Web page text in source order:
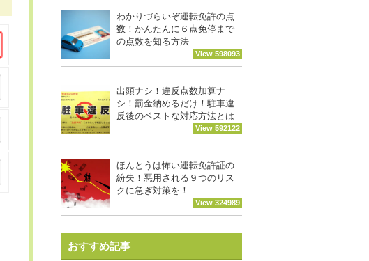
わかりづらいぞ運転免許の点
数！かんたんに６点免停まで
の点数を知る方法
View 598093
出頭ナシ！違反点数加算ナ
シ！罰金納めるだけ！駐車違
反後のベストな対応方法とは
View 592122
ほんとうは怖い運転免許証の
紛失！悪用される９つのリス
クに急ぎ対策を！
View 324989
おすすめ記事